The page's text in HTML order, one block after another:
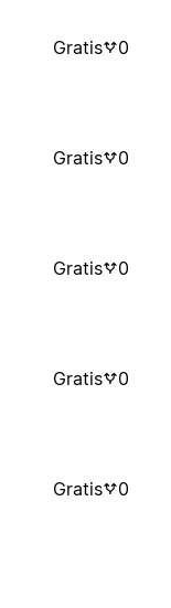
Gratis 0
Gratis 0
Gratis 0
Gratis 0
Gratis 0